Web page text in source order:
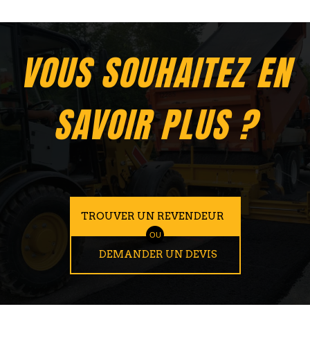
VOUS SOUHAITEZ EN
SAVOIR PLUS ?
TROUVER UN REVENDEUR
OU
DEMANDER UN DEVIS